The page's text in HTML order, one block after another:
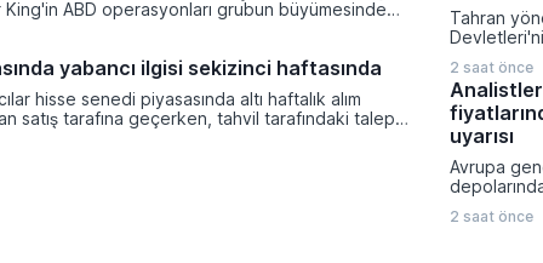
King'in ABD operasyonları grubun büyümesinde
ulaşarak analist öngörülerini geride bırakırken, net
yüzde 4,5 oranında bir artış sergiledi.
yabancı ilgisi sekizinci haftasında
hisse senedi piyasasında altı haftalık alım
satış tarafına geçerken, tahvil tarafındaki talep
sermaye hareketliliği devam ediyor.
veriyor.
Tahran
su
dair ciddi
Bölge
İran, ABD
Trump'ın
gerilimin
2 saat önce
uyarısı
Avrupa
seviyesine
2 saat önce